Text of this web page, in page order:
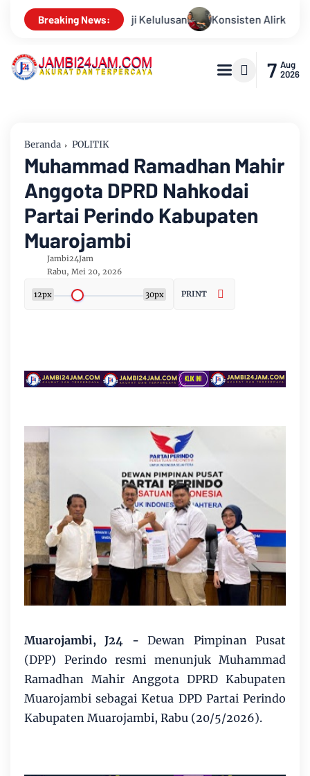
Breaking News:
Alirkan Kepedulian, Sinsen Gelar Donor Darah ke-23 dalam
7 Aug
2026
Beranda POLITIK
Muhammad Ramadhan Mahir
Anggota DPRD Nahkodai
Partai Perindo Kabupaten
Muarojambi
Jambi24Jam
Rabu, Mei 20, 2026
12px 30px PRINT
Muarojambi, J24 -Dewan Pimpinan Pusat
(DPP) Perindo resmi menunjuk Muhammad
Ramadhan Mahir Anggota DPRD Kabupaten
Muarojambi sebagai Ketua DPD Partai Perindo
Kabupaten Muarojambi, Rabu (20/5/2026).